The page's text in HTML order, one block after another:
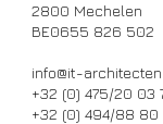
2800 Mechelen
BE0655 826 502
info@it-
+32 (0) 475/20 03
+32 (0) 494/88 80